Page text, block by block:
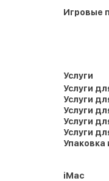
Игровые
Услуги
Услуги
Услуги
Услуги
Услуги
Услуги
iMac